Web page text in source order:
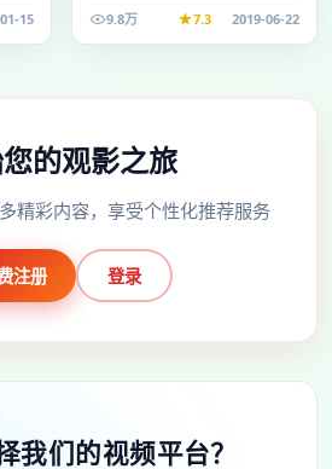
15
看。9.8万 7.3 2019-06-22
的观影之旅
精彩内容，享受个性化推荐服务
注册 登录
我们的视频平台？